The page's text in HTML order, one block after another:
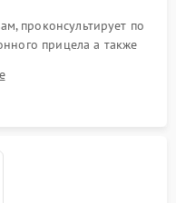
проконсультирует по
прицела а также